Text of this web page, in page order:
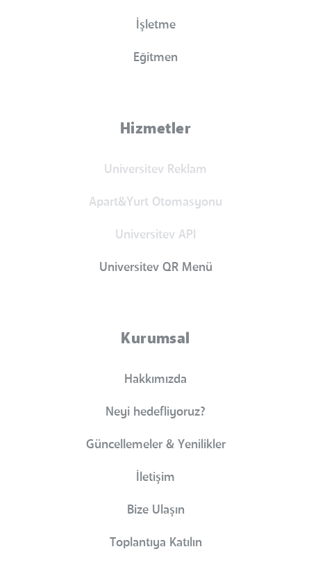
İşletme
Eğitmen
Hizmetler
Universitev Reklam
Apart&Yurt Otomasyonu
Universitev API
Universitev QR Menü
Kurumsal
Hakkımızda
Neyi hedefliyoruz?
Güncellemeler & Yenilikler
İletişim
Bize Ulaşın
Toplantıya Katılın